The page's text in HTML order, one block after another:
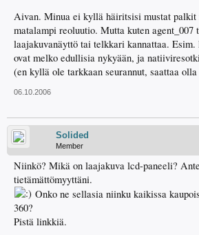
Aivan. Minua ei kyllä häiritsisi mustat
matalampi reoluutio. Mutta kuten agent_007
laajakuvanäyttö tai telkkari kannattaa.
ovat melko edullisia nykyään, ja
(en kyllä ole tarkkaan seurannut, saattaa
06.10.2006
Solided
Member
Niinkö? Mikä on laajakuva lcd-paneeli?
tietämättömyyttäni.
Onko ne sellasia niinku kaikissa
360?
Pistä linkkiä.